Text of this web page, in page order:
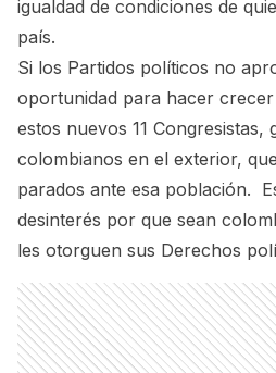
igualdad de condiciones de
país.
Si los Partidos políticos no
oportunidad para hacer
estos nuevos 11 Congresistas,
colombianos en el exterior,
parados ante esa población.
desinterés por que sean
les otorguen sus Derechos